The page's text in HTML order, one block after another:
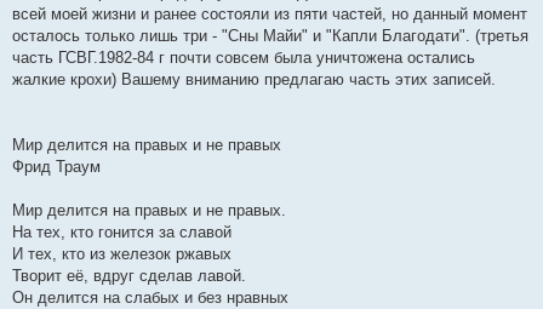
всей моей жизни и ранее состояли из пяти частей, но данный момент
осталось только лишь три - "Сны Майи" и "Капли Благодати". (третья
часть ГСВГ.1982-84 г почти совсем была уничтожена остались
жалкие крохи) Вашему вниманию предлагаю часть этих записей.
Мир делится на правых и не правых
Фрид Траум
Мир делится на правых и не правых.
На тех, кто гонится за славой
И тех, кто из железок ржавых
Творит её, вдруг сделав лавой.
Он делится на слабых и без нравных